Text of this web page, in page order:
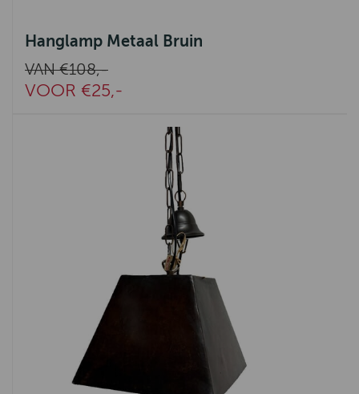
Hanglamp Metaal Bruin
VAN €108,-
VOOR €25,-